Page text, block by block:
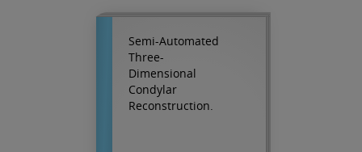
Semi-Automated
Three-
Dimensional
Condylar
Reconstruction.